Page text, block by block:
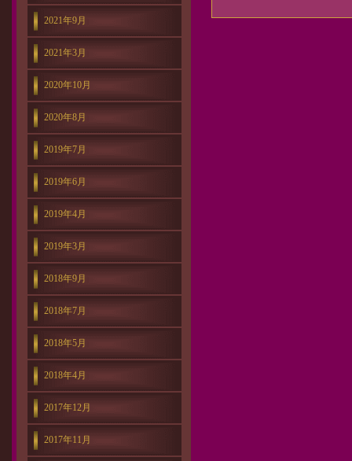
2021年9月
2021年3月
2020年10月
2020年8月
2019年7月
2019年6月
2019年4月
2019年3月
2018年9月
2018年7月
2018年5月
2018年4月
2017年12月
2017年11月